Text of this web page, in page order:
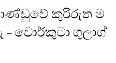
කුරිරුත ම
වොර්කුටා ගුලාග්